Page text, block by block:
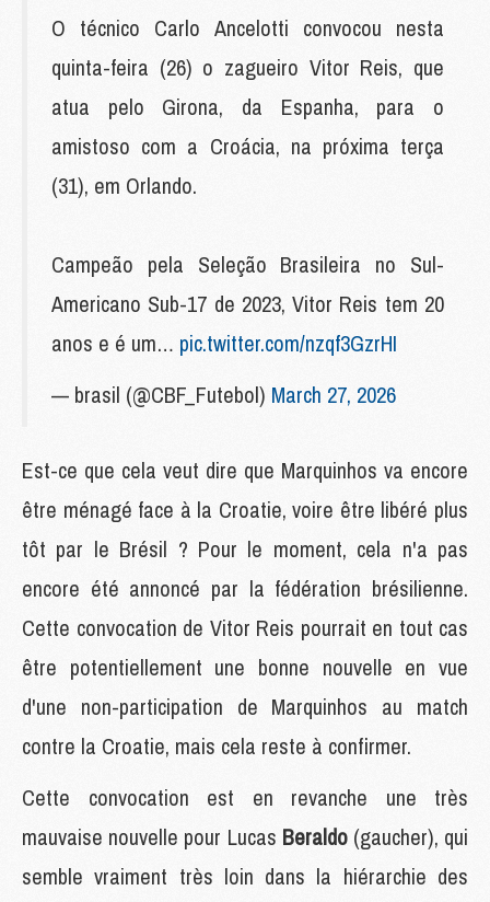
O técnico Carlo Ancelotti convocou nesta
quinta-feira (26) o zagueiro Vitor Reis, que
atua pelo Girona, da Espanha, para o
amistoso com a Croácia, na próxima terça
(31), em Orlando.
Campeão pela Seleção Brasileira no Sul-
Americano Sub-17 de 2023, Vitor Reis tem 20
anos e é um… pic.twitter.com/nzqf3GzrHI
— brasil (@CBF_Futebol) March 27, 2026
Est-ce que cela veut dire que Marquinhos va encore
être ménagé face à la Croatie, voire être libéré plus
tôt par le Brésil ? Pour le moment, cela n'a pas
encore été annoncé par la fédération brésilienne.
Cette convocation de Vitor Reis pourrait en tout cas
être potentiellement une bonne nouvelle en vue
d'une non-participation de Marquinhos au match
contre la Croatie, mais cela reste à confirmer.
Cette convocation est en revanche une très
mauvaise nouvelle pour Lucas Beraldo (gaucher), qui
semble vraiment très loin dans la hiérarchie des